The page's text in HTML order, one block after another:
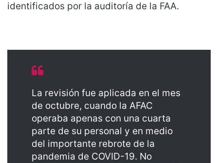
identificados por la auditoría de la FAA.
La revisión fue aplicada en el mes
de octubre, cuando la AFAC
operaba apenas con una cuarta
parte de su personal y en medio
del importante rebrote de la
pandemia de COVID-19. No